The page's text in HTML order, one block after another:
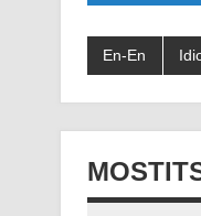
En-En